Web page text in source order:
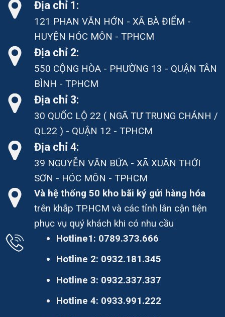
Địa chỉ 1:
121 PHAN VĂN HỚN - XÃ BÀ ĐIỂM -
HUYỆN HÓC MÔN - TPHCM
Địa chỉ 2:
550 CỘNG HÒA - PHƯỜNG 13 - QUẬN TÂN
BÌNH - TPHCM
Địa chỉ 3:
30 QUỐC LỘ 22 ( NGÃ TƯ TRUNG CHÁNH /
QL22 ) - QUẬN 12 - TPHCM
Địa chỉ 4:
39 NGUYỄN VĂN BỨA - XÃ XUÂN THỚI
SƠN - HÓC MÔN - TPHCM
Và hệ thống 50 kho bãi ký gửi hàng hóa
trên khắp TP.HCM và các tỉnh lân cận tiện
phục vụ quý khách khi có nhu cầu
Hotline1: 0789.373.666
Hotline 2: 0932.181.345
Hotline 3: 0932.337.337
Hotline 4: 0933.991.222